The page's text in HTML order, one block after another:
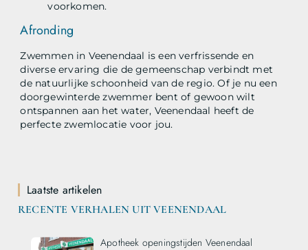
voorkomen.
Afronding
Zwemmen in Veenendaal is een verfrissende en
diverse ervaring die de gemeenschap verbindt met
de natuurlijke schoonheid van de regio. Of je nu een
doorgewinterde zwemmer bent of gewoon wilt
ontspannen aan het water, Veenendaal heeft de
perfecte zwemlocatie voor jou.
Laatste artikelen
RECENTE VERHALEN UIT VEENENDAAL
Apotheek openingstijden Veenendaal